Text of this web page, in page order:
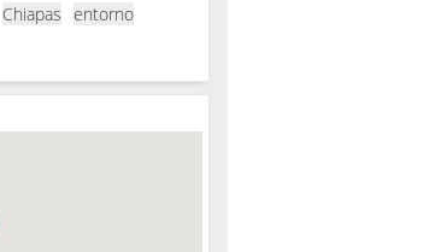
Chiapas entorno